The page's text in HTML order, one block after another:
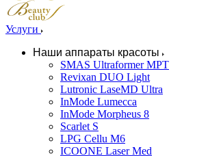
Услуги
Наши аппараты красоты
SMAS Ultraformer MPT
Revixan DUO Light
Lutronic LaseMD Ultra
InMode Lumecca
InMode Morpheus 8
Scarlet S
LPG Cellu M6
ICOONE Laser Med